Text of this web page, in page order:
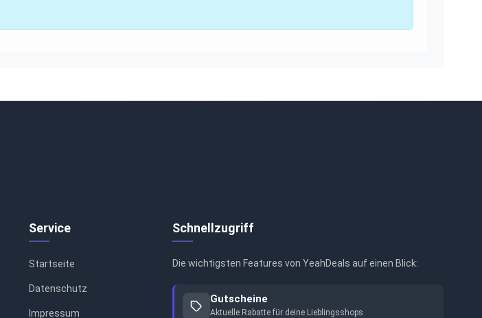
Service
Startseite
Datenschutz
Impressum
Schnellzugriff
Die wichtigsten Features von YeahDeals auf einen Blick:
Gutscheine
Aktuelle Rabatte für deine Lieblingsshops